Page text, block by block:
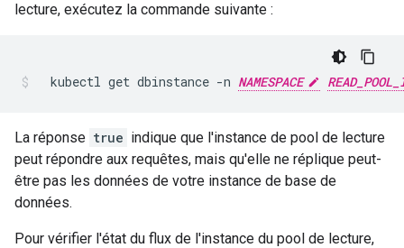
lecture, exécutez la commande suivante :
kubectl get dbinstance -n NAMESPACE
La réponse true indique que l'instance de pool de lecture
peut répondre aux requêtes, mais qu'elle ne réplique peut-
être pas les données de votre instance de base de
données.
Pour vérifier l'état du flux de l'instance du pool de lecture,